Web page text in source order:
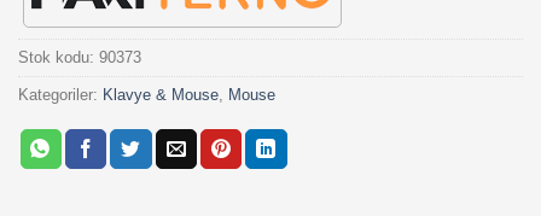
Stok kodu: 90373
Kategoriler: Klavye & Mouse Mouse